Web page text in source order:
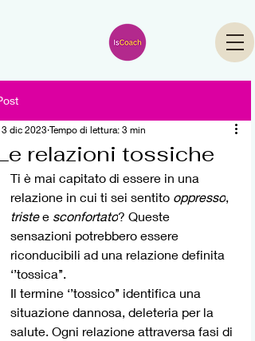
relazioni tossiche
dic 2023 Tempo di lettura: 3 min
Ti è mai capitato di essere in una
relazione in cui ti sei sentito oppresso,
triste e sconfortato? Queste
sensazioni potrebbero essere
riconducibili ad una relazione definita
‘’tossica’’.
Il termine ‘’tossico’’ identifica una
situazione dannosa, deleteria per la
salute. Ogni relazione attraversa fasi di